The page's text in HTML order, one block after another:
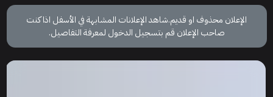
الإعلان محذوف او قديم.شاهد الإعلانات المشابهة في الأسفل اذا كنت
صاحب الإعلان قم بتسجيل الدخول لمعرفة التفاصيل.